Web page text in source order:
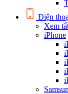
Điện
Xem
iPhone